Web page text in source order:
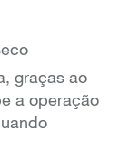
graças ao
a operação